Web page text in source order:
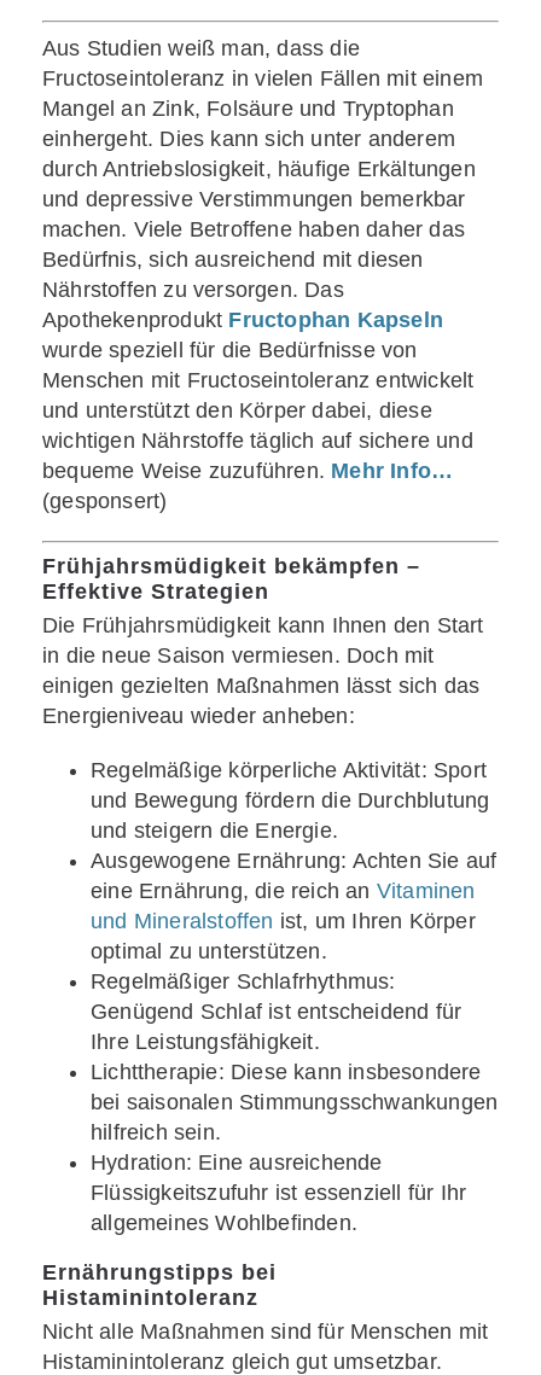
Aus Studien weiß man, dass die
Fructoseintoleranz in vielen Fällen mit einem
Mangel an Zink, Folsäure und Tryptophan
einhergeht. Dies kann sich unter anderem
durch Antriebslosigkeit, häufige Erkältungen
und depressive Verstimmungen bemerkbar
machen. Viele Betroffene haben daher das
Bedürfnis, sich ausreichend mit diesen
Nährstoffen zu versorgen. Das
Apothekenprodukt Fructophan Kapseln
wurde speziell für die Bedürfnisse von
Menschen mit Fructoseintoleranz entwickelt
und unterstützt den Körper dabei, diese
wichtigen Nährstoffe täglich auf sichere und
bequeme Weise zuzuführen. Mehr Info…
(gesponsert)
Frühjahrsmüdigkeit bekämpfen –
Effektive Strategien
Die Frühjahrsmüdigkeit kann Ihnen den Start
in die neue Saison vermiesen. Doch mit
einigen gezielten Maßnahmen lässt sich das
Energieniveau wieder anheben:
Regelmäßige körperliche Aktivität: Sport
und Bewegung fördern die Durchblutung
und steigern die Energie.
Ausgewogene Ernährung: Achten Sie auf
eine Ernährung, die reich an Vitaminen
und Mineralstoffen ist, um Ihren Körper
optimal zu unterstützen.
Regelmäßiger Schlafrhythmus:
Genügend Schlaf ist entscheidend für
Ihre Leistungsfähigkeit.
Lichttherapie: Diese kann insbesondere
bei saisonalen Stimmungsschwankungen
hilfreich sein.
Hydration: Eine ausreichende
Flüssigkeitszufuhr ist essenziell für Ihr
allgemeines Wohlbefinden.
Ernährungstipps bei
Histaminintoleranz
Nicht alle Maßnahmen sind für Menschen mit
Histaminintoleranz gleich gut umsetzbar.